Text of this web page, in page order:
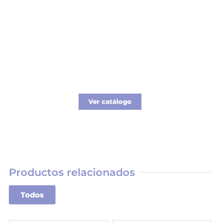
Ver catálogo
Productos relacionados
Todos